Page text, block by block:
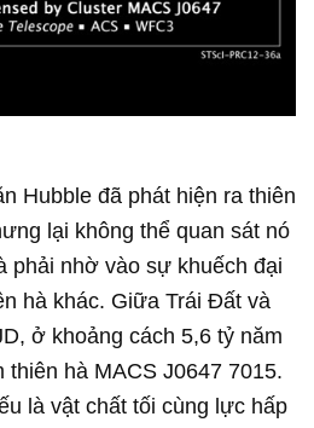
Hubble đã phát hiện ra thiên
lại không thể quan sát nó
phải nhờ vào sự khuếch đại
hà khác. Giữa Trái Đất và
ở khoảng cách 5,6 tỷ năm
thiên hà MACS J0647 7015.
là vật chất tối cùng lực hấp